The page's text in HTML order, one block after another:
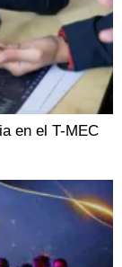
en el T-MEC